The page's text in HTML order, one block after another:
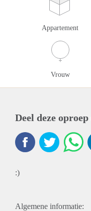
Appartement
Vrouw
Deel deze
:)
Algemene informatie: